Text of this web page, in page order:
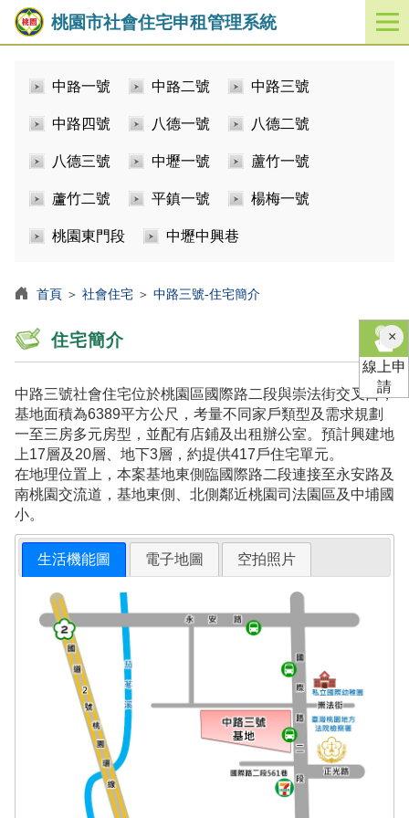
桃園市社會住宅申租管理系統
開
啟
中路一號 中路二號 中路三號
中路四號 八德一號 八德二號
八德三號 中壢一號 蘆竹一號
蘆竹二號 平鎮一號 楊梅一號
桃園東門段 中壢中興巷
首頁 ＞ 社會住宅 ＞ 中路三號-住宅簡介
住宅簡介
中路三號社會住宅位於桃園區國際路二段與崇法街交叉口，
基地面積為6389平方公尺，考量不同家戶類型及需求規劃
一至三房多元房型，並配有店鋪及出租辦公室。預計興建地
上17層及20層、地下3層，約提供417戶住宅單元。
在地理位置上，本案基地東側臨國際路二段連接至永安路及
南桃園交流道，基地東側、北側鄰近桃園司法園區及中埔國
小。
生活機能圖 電子地圖 空拍照片
×關
閉
線上申
請